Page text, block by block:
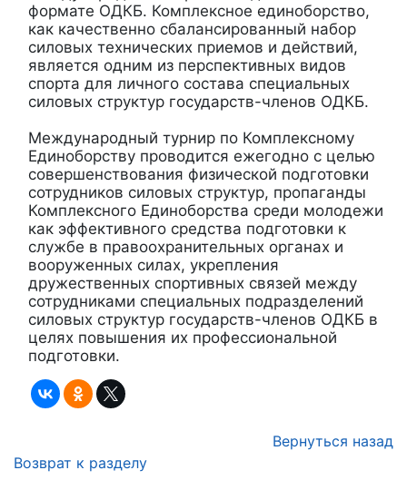
формате ОДКБ. Комплексное единоборство,
как качественно сбалансированный набор
силовых технических приемов и действий,
является одним из перспективных видов
спорта для личного состава специальных
силовых структур государств-членов ОДКБ.
Международный турнир по Комплексному
Единоборству проводится ежегодно с целью
совершенствования физической подготовки
сотрудников силовых структур, пропаганды
Комплексного Единоборства среди молодежи
как эффективного средства подготовки к
службе в правоохранительных органах и
вооруженных силах, укрепления
дружественных спортивных связей между
сотрудниками специальных подразделений
силовых структур государств-членов ОДКБ в
целях повышения их профессиональной
подготовки.
Вернуться назад
Возврат к разделу